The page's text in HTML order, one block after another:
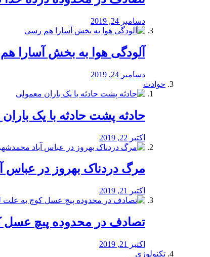
دسامبر 24, 2019
آلودگی هوا به بخش آسارا
دسامبر 24, 2019
حوادث
️حادثه پشت حادثه با یک
اکتبر 22, 2019
مرگ دردناک بهروز در
اکتبر 21, 2019
تصادف در محدوده پیچ عسل
اکتبر 21, 2019
تکنولوژی